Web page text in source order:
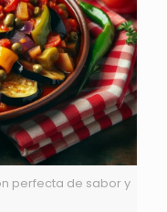
perfecta de sabor y